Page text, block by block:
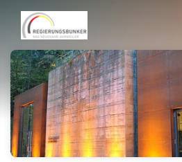
Skip header